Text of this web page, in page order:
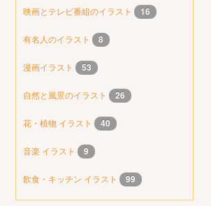
映画とテレビ番組のイラスト 16
有名人のイラスト 8
漫画イラスト 53
自然と風景のイラスト 26
花・植物 イラスト 40
音楽 イラスト 9
飲食・キッチン イラスト 99